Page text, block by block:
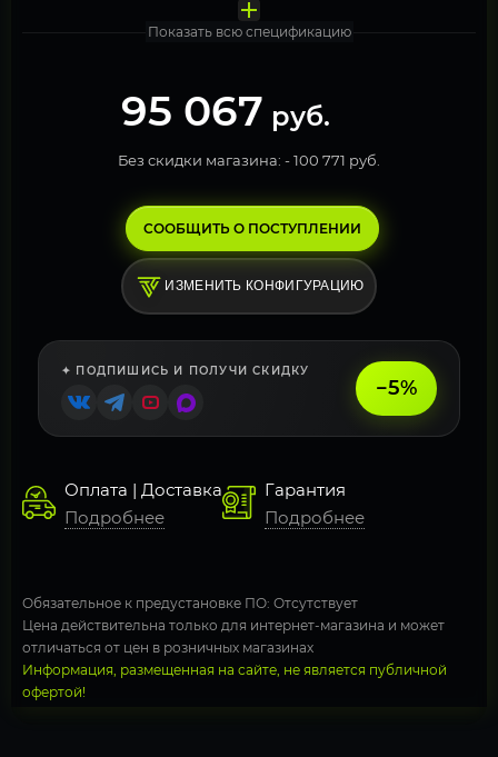
Показать всю спецификацию
95 067 руб.
Без скидки магазина: -100 771 руб.
СООБЩИТЬ О ПОСТУПЛЕНИИ
ИЗМЕНИТЬ КОНФИГУРАЦИЮ
✦ ПОДПИШИСЬ И ПОЛУЧИ СКИДКУ
−5%
Оплата | Доставка
Подробнее
Гарантия
Подробнее
Обязательное к предустановке ПО: Отсутствует
Цена действительна только для интернет-магазина и может
отличаться от цен в розничных магазинах
Информация, размещенная на сайте, не является публичной
офертой!